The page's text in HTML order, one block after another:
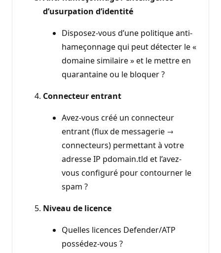
d’usurpation d’identité
Disposez-vous d’une politique anti-
hameçonnage qui peut détecter le «
domaine similaire » et le mettre en
quarantaine ou le bloquer ?
Connecteur entrant
Avez-vous créé un connecteur
entrant (flux de messagerie →
connecteurs) permettant à votre
adresse IP pdomain.tld et l’avez-
vous configuré pour contourner le
spam ?
Niveau de licence
Quelles licences Defender/ATP
possédez-vous ?